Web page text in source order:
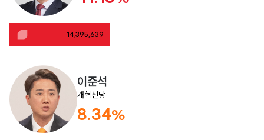
14,395,639
이준석
개혁신당
8.34%